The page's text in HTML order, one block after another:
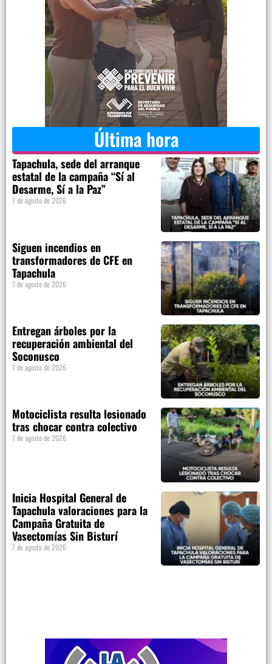
Última hora
Tapachula, sede del arranque
estatal de la campaña “Sí al
Desarme, Sí a la Paz”
7 de agosto de 2026
Siguen incendios en
transformadores de CFE en
Tapachula
7 de agosto de 2026
Entregan árboles por la
recuperación ambiental del
Soconusco
7 de agosto de 2026
Motociclista resulta lesionado
tras chocar contra colectivo
7 de agosto de 2026
Inicia Hospital General de
Tapachula valoraciones para la
Campaña Gratuita de
Vasectomías Sin Bisturí
7 de agosto de 2026